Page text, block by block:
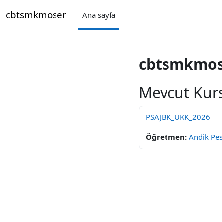
cbtsmkmoser Ana sayfa
Mevcut
PSAJBK_UKK_2026
Öğretmen: Andik